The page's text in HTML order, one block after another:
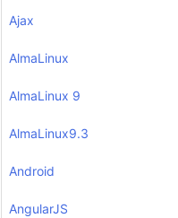
Ajax
AlmaLinux
AlmaLinux 9
AlmaLinux9.3
Android
AngularJS